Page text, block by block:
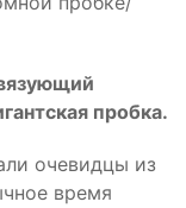
пробка.
очевидцы из
время